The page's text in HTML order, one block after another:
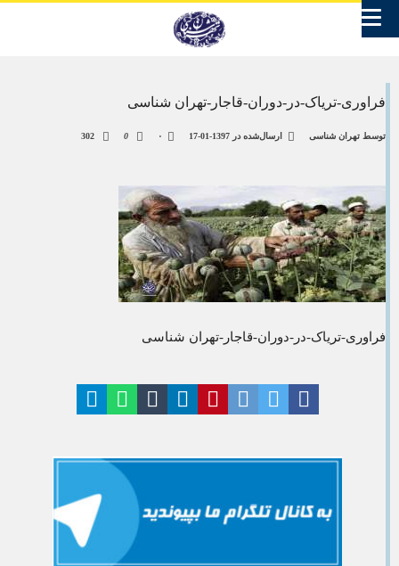
فراوری-تریاک-در-دوران-قاجار-تهران شناسی
توسط تهران شناسی ارسال‌شده در 1397-01-17 ۰ 0
فراوری-تریاک-در-دوران-قاجار-تهران شناسی